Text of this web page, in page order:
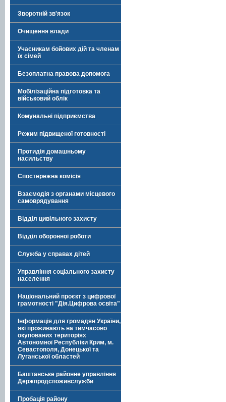
Зворотній зв'язок
Очищення влади
Учасникам бойових дій та членам
їх сімей
Безоплатна правова допомога
Мобілізаційна підготовка та
військовий облік
Комунальні підприємства
Режим підвищеної готовності
Протидія домашньому
насильству
Спостережна комісія
Взаємодія з органами місцевого
самоврядування
Відділ цивільного захисту
Відділ оборонної роботи
Служба у справах дітей
Управління соціального захисту
населення
Національний проєкт з цифрової
грамотності "Дія.Цифрова освіта"
Інформація для громадян України,
які проживають на тимчасово
окупованих територіях
Автономної Республіки Крим, м.
Севастополя, Донецької та
Луганської областей
Баштанське районне управління
Держпродспоживслужби
Пробація району